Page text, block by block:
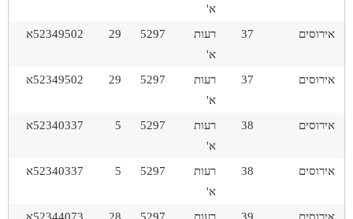
א'
אירוסים 37
רעות
א'
5297
29 52349502א
אירוסים 37
רעות
א'
5297
29 52349502א
אירוסים 38
רעות
א'
5297
5 52340337א
אירוסים 38
רעות
א'
5297
5 52340337א
אירוסים 39 רעות 5297
28 52344073א